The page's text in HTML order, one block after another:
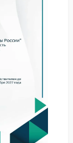
сбой без
причину